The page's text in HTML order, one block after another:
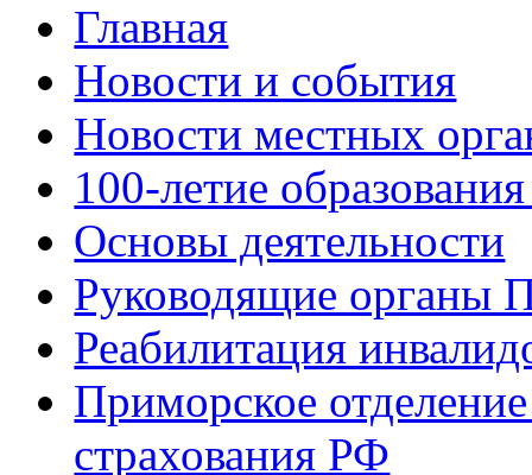
Главная
Новости и события
Новости местных
100-летие
Основы деятельности
Руководящие органы
Реабилитация
Приморское
страхования РФ